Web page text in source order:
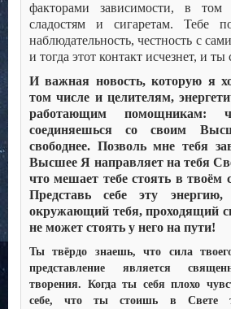
факторами зависимости, в
сладостям и сигаретам. Тебе
наблюдательность, честность с
и тогда этот контакт исчезнет, и ты
И важная новость, которую я
том числе и целителям,
работающим помощникам:
соединяешься со своим
свободнее. Позволь мне тебя
Высшее Я направляет на тебя
что мешает тебе стоять в твоём
Представь себе эту
окружающий тебя, проходящий
не может стоять у него на пути!
Ты твёрдо знаешь, что сила
представление является
творения. Когда ты себя плохо
себе, что ты стоишь в Свете